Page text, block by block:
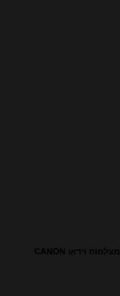
מצלמות וידאו CANON